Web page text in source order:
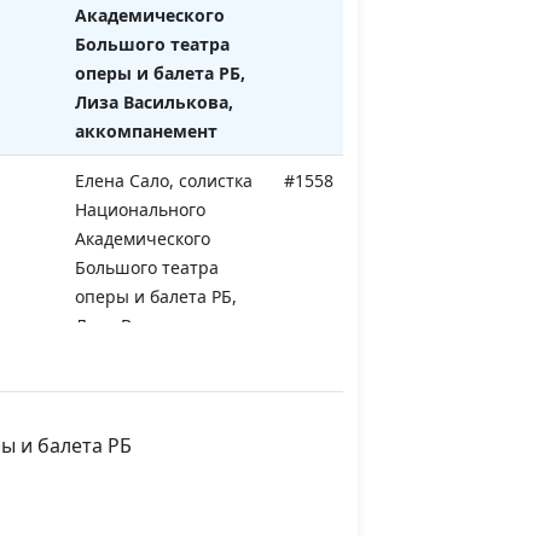
Академического
Большого театра
оперы и балета РБ,
Лиза Василькова,
аккомпанемент
Елена Сало, солистка
Национального
Академического
Большого театра
оперы и балета РБ,
Лиза Василькова,
#1558
Национального
и балета РБ